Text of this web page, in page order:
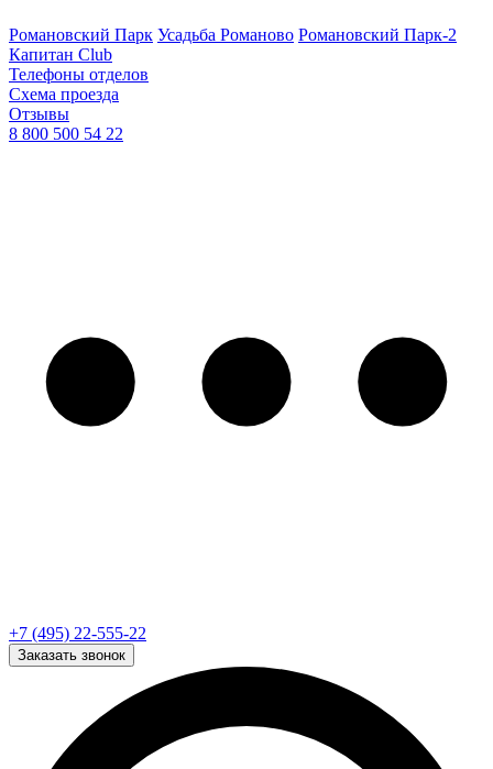
Романовский Парк Усадьба Романово Романовский Парк-2
Капитан Club
Телефоны отделов
Схема проезда
Отзывы
8 800 500 54 22
+7 (495) 22-555-22
Заказать звонок